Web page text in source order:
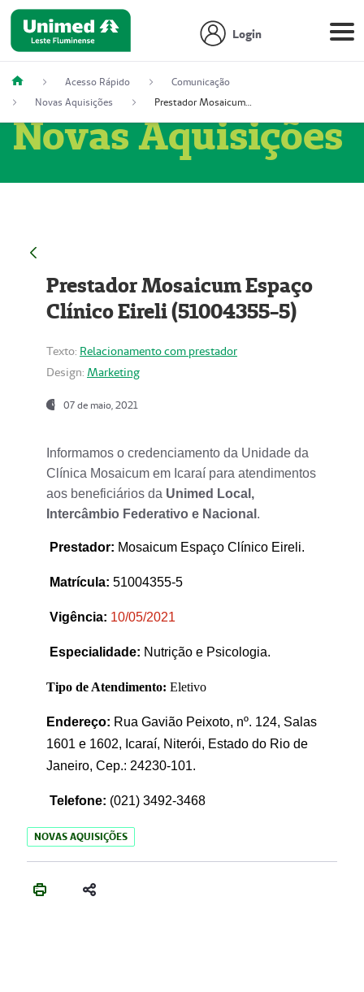
Login
Acesso Rápido
Comunicação
Novas Aquisições
Prestador Mosaicum Espaço Clínico Eireli (51004355-5)
Novas Aquisições
Prestador Mosaicum Espaço
Clínico Eireli (51004355-5)
Texto: Relacionamento com prestador
Design: Marketing
07 de maio, 2021
Informamos o credenciamento da Unidade da
Clínica Mosaicum em Icaraí para atendimentos
aos beneficiários da Unimed Local,
Intercâmbio Federativo e Nacional .
Prestador: Mosaicum Espaço Clínico Eireli.
Matrícula: 51004355-5
Vigência: 10/05/2021
Especialidade: Nutrição e Psicologia.
Tipo de Atendimento: Eletivo
Endereço: Rua Gavião Peixoto, nº. 124, Salas
1601 e 1602, Icaraí, Niterói, Estado do Rio de
Janeiro, Cep.: 24230-101.
Telefone: (021) 3492-3468
NOVAS AQUISIÇÕES